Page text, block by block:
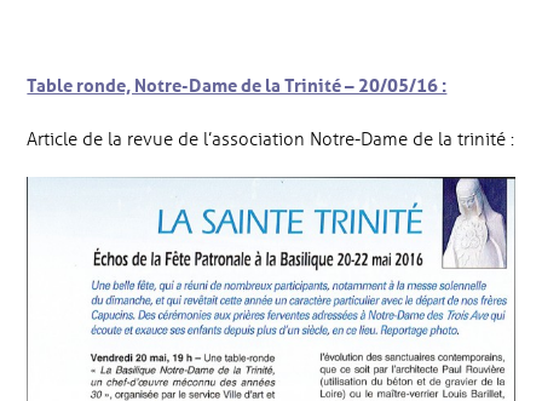
Table ronde, Notre-Dame de la Trinité – 20/05/16 :
Article de la revue de l’association Notre-Dame de la trinité :